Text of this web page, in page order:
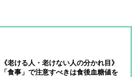
《老ける人・老けない人の分かれ目》
「食事」で注意すべきは食後血糖値を